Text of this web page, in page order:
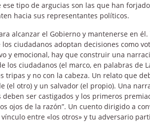
tipo de argucias son las que han
hacia sus representantes políticos.
alcanzar el Gobierno y mantenerse en él.
ciudadanos adoptan decisiones como
y emocional, hay que construir una
los ciudadanos (el marco, en palabras de
tripas y no con la cabeza. Un relato que
otro) y un salvador (el propio). Una
ser castigados y los primeros
ojos de la razón”. Un cuento dirigido a
entre «los otros» y tu adversario